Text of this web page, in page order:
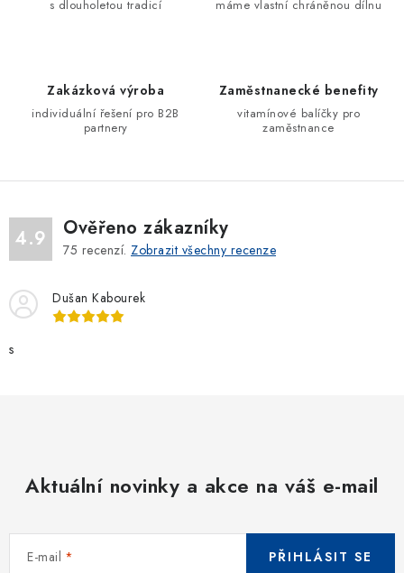
v
ý
p
i
s
u
s dlouholetou tradicí máme vlastní chráněnou dílnu
Zakázková výroba
individuální řešení pro B2B
partnery
Zaměstnanecké benefity
vitamínové balíčky pro
zaměstnance
4.9 Ověřeno zákazníky
75 recenzí. Zobrazit všechny recenze
Dušan Kabourek
s
Aktuální novinky a akce na váš e-mail
E-mail PŘIHLÁSIT SE